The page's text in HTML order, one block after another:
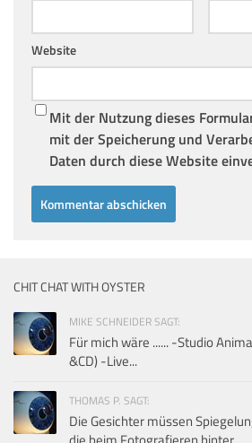
Website
Mit der Nutzung dieses
mit der Speicherung und
Daten durch diese Website
CHIT CHAT WITH OYSTER
MIKE SCHNEIDER SAGT:
Für mich wäre ...... -Studio
&CD) -Live...
THOMAS P. SAGT:
Die Gesichter müssen